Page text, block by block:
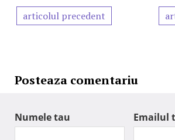
articolul precedent
Posteaza comentariu
Numele tau Emailul